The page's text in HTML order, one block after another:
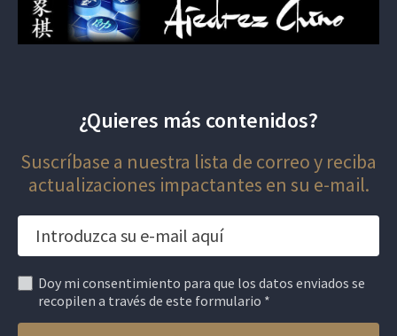
¿Quieres más contenidos?
Suscríbase a nuestra lista de correo y reciba
actualizaciones impactantes en su e-mail.
Doy mi consentimiento para que los datos enviados se
recopilen a través de este formulario *